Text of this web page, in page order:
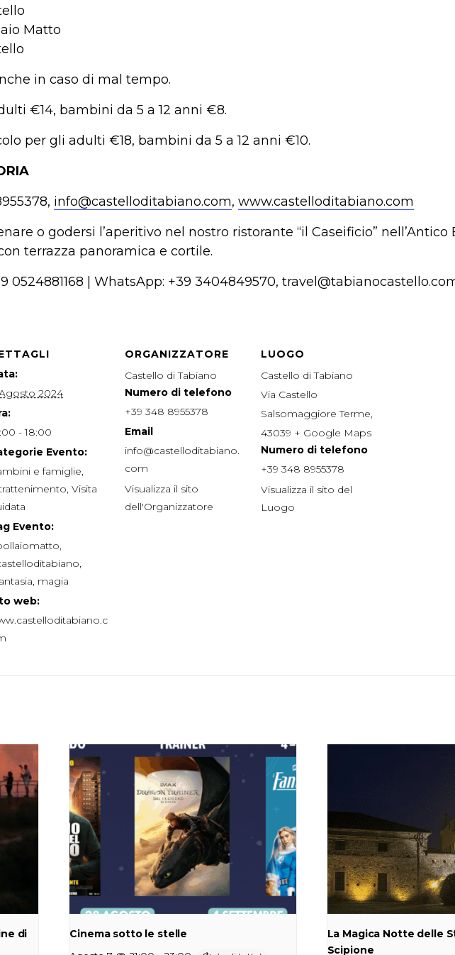
Matto
in caso di mal tempo.
€14, bambini da 5 a 12 anni €8.
per gli adulti €18, bambini da 5 a 12 anni €10.
info@castelloditabiano.com, www.castelloditabiano.com
o godersi l’aperitivo nel nostro ristorante “il Caseificio” nell’Antico
terrazza panoramica e cortile.
0524881168 | WhatsApp: +39 3404849570,
Agosto 2024
- 18:00
Evento:
e famiglie,
, Visita
Evento:
,
,
, magia
web:
ORGANIZZATORE
Castello di Tabiano
Numero di telefono
+39 348 8955378
Email
info@castelloditabiano.
com
Visualizza il sito
dell'Organizzatore
LUOGO
Castello di Tabiano
Via Castello
Salsomaggiore Terme,
43039 + Google Maps
Numero di telefono
+39 348 8955378
Visualizza il sito del
Luogo
di
Cinema sotto le stelle
La Magica Notte delle
Scipione